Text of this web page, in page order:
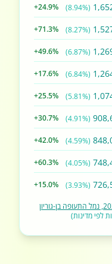
(8.94%)
+24.9%
(8.27%)
+71.3%
(6.87%)
+49.6%
(6.84%)
+17.6%
(5.81%)
+25.5%
(4.91%)
+30.7%
(4.59%)
+42.0%
(4.05%)
+60.3%
(3.93%)
+15.0%
לפי מדינות)